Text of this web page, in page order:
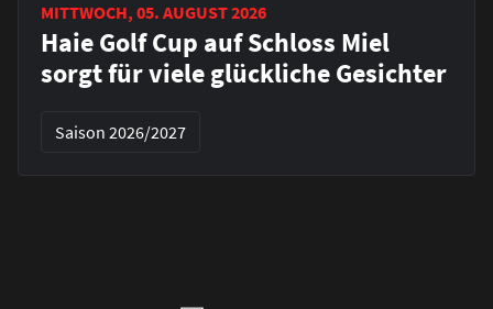
MITTWOCH, 05. AUGUST 2026
Haie Golf Cup auf Schloss Miel
sorgt für viele glückliche Gesichter
Saison 2026/2027